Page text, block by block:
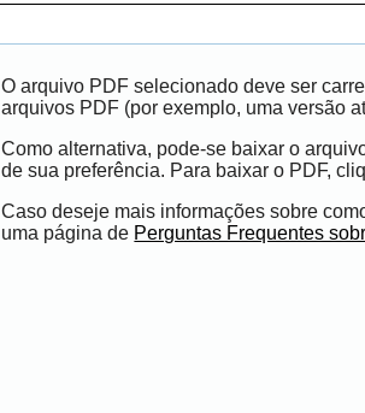
O arquivo PDF selecionado deve ser
arquivos PDF (por exemplo, uma versão
Como alternativa, pode-se baixar o
de sua preferência. Para baixar o PDF,
Caso deseje mais informações sobre
uma página de Perguntas Frequentes